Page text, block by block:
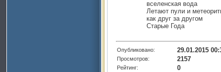
вселенская вода
Летают пули и
как друг за другом
Старые Года
Опубликовано: 29.01.2015
Просмотров: 2157
Рейтинг: 0